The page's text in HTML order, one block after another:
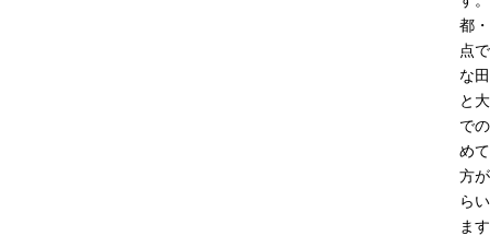
都
点
な
と
で
め
方
ら
ま